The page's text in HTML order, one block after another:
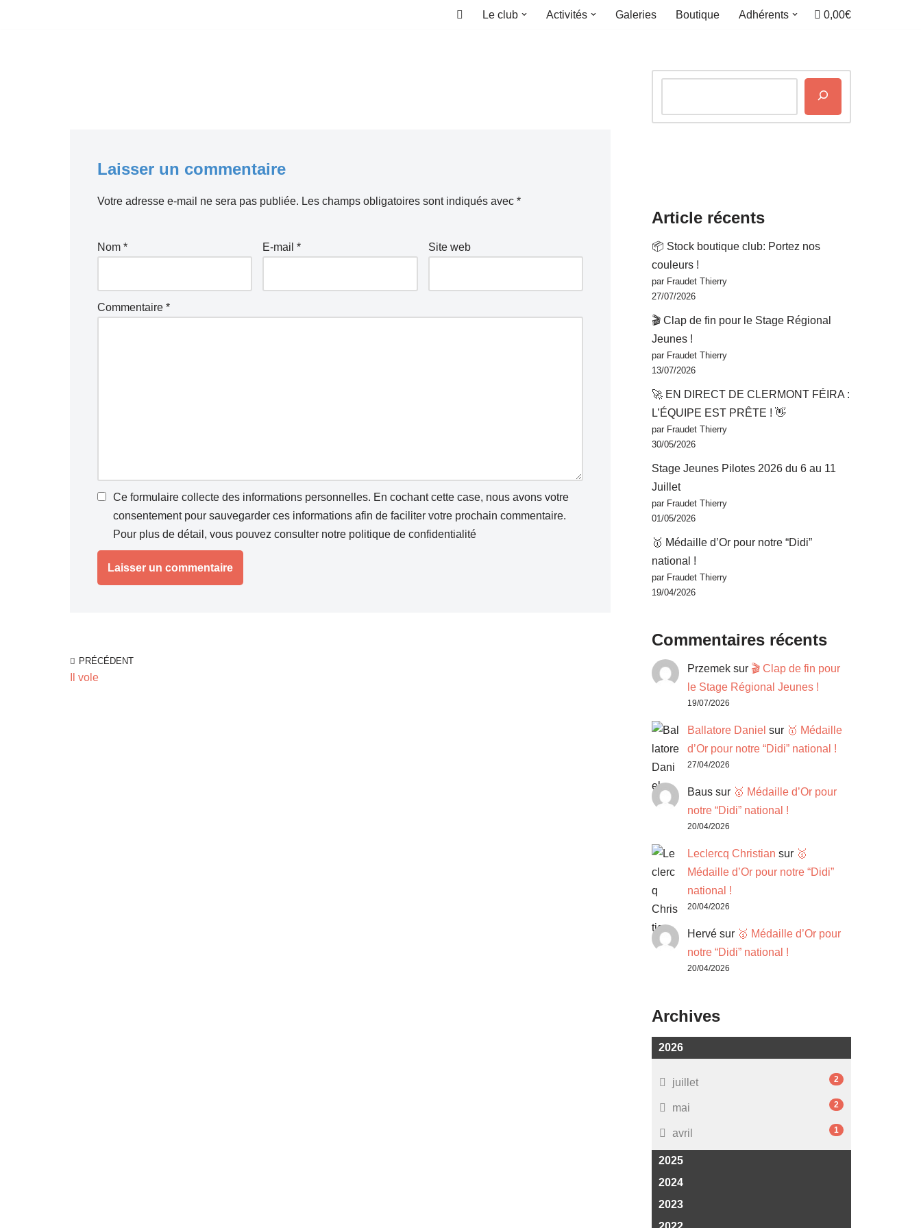
Accueil
Le club Activités Galeries Boutique Adhérents 0,00€
Laisser un commentaire
Votre adresse e-mail ne sera pas publiée. Les champs obligatoires sont indiqués avec *
Nom * E-mail* Site web
Commentaire *
Ce formulaire collecte des informations personnelles. En cochant cette case, nous avons votre
consentement pour sauvegarder ces informations afin de faciliter votre prochain commentaire.
Pour plus de détail, vous pouvez consulter notre politique de confidentialité
PRÉCÉDENT
Il vole
Article récents
📦 Stock boutique club: Portez nos
couleurs !
par Fraudet Thierry
27/07/2026
🎬 Clap de fin pour le Stage Régional
Jeunes !
par Fraudet Thierry
13/07/2026
🚀 EN DIRECT DE CLERMONT FÉIRA :
L’ÉQUIPE EST PRÊTE ! 👋
par Fraudet Thierry
30/05/2026
Stage Jeunes Pilotes 2026 du 6 au 11
Juillet
par Fraudet Thierry
01/05/2026
🥇 Médaille d’Or pour notre “Didi”
national !
par Fraudet Thierry
19/04/2026
Commentaires récents
Przemek sur 🎬 Clap de fin pour
le Stage Régional Jeunes !
19/07/2026
Ballatore Daniel sur 🥇 Médaille
d’Or pour notre “Didi” national !
27/04/2026
Baus sur 🥇 Médaille d’Or pour
notre “Didi” national !
20/04/2026
Leclercq Christian sur 🥇
Médaille d’Or pour notre “Didi”
national !
20/04/2026
Hervé sur 🥇 Médaille d’Or pour
notre “Didi” national !
20/04/2026
Archives
2026
juillet 2
mai 2
avril 1
2025
2024
2023